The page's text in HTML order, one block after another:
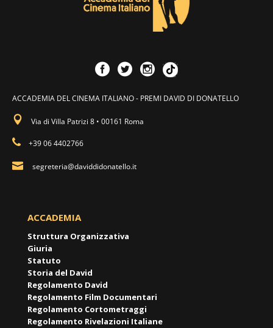
ACCADEMIA DEL CINEMA ITALIANO - PREMI DAVID DI DONATELLO
Via di Villa Patrizi 8 • 00161 Roma
+39 06 4402766
segreteria@daviddidonatello.it
ACCADEMIA
Struttura Organizzativa
Giuria
Statuto
Storia del David
Regolamento David
Regolamento Film Documentari
Regolamento Cortometraggi
Regolamento Rivelazioni Italiane